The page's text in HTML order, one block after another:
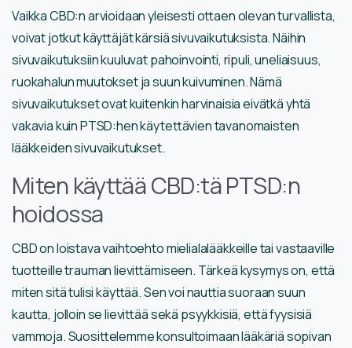
Vaikka CBD:n arvioidaan yleisesti ottaen olevan turvallista,
voivat jotkut käyttäjät kärsiä sivuvaikutuksista. Näihin
sivuvaikutuksiin kuuluvat pahoinvointi, ripuli, uneliaisuus,
ruokahalun muutokset ja suun kuivuminen. Nämä
sivuvaikutukset ovat kuitenkin harvinaisia eivätkä yhtä
vakavia kuin PTSD:hen käytettävien tavanomaisten
lääkkeiden sivuvaikutukset.
Miten käyttää CBD:tä PTSD:n
hoidossa
CBD on loistava vaihtoehto mielialalääkkeille tai vastaaville
tuotteille trauman lievittämiseen. Tärkeä kysymys on, että
miten sitä tulisi käyttää. Sen voi nauttia suoraan suun
kautta, jolloin se lievittää sekä psyykkisiä, että fyysisiä
vammoja. Suosittelemme konsultoimaan lääkäriä sopivan